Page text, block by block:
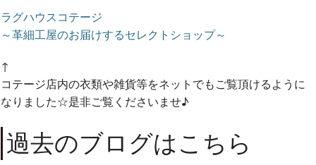
ラグハウスコテージ
～革細工屋のお届けするセレクトショップ～
↑
コテージ店内の衣類や雑貨等をネットでもご覧頂けるように
なりました☆是非ご覧くださいませ♪
過去のブログはこちら